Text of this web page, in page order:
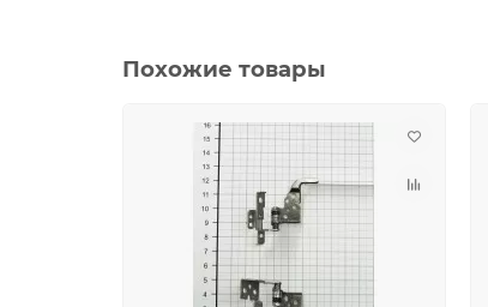
Похожие товары